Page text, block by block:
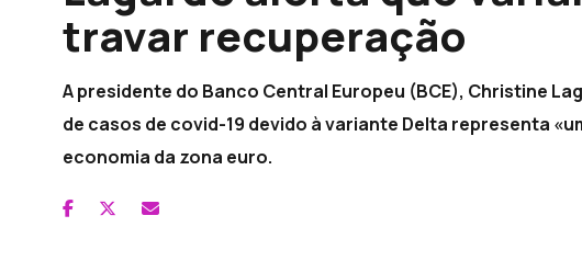
travar recuperação
A presidente do Banco Central Europeu (BCE), Christine
de casos de covid-19 devido à variante Delta representa
economia da zona euro.